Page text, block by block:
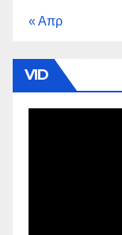
« Απρ
VID